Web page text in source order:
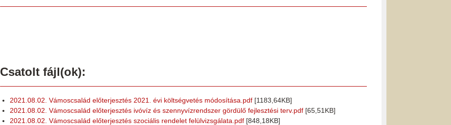
Csatolt fájl(ok):
2021.08.02. Vámoscsalád előterjesztés 2021. évi költségvetés módosítása.pdf [1183,64KB]
2021.08.02. Vámoscsalád előterjesztés ivóvíz és szennyvízrendszer gördülő fejlesztési terv.pdf [65,51KB]
2021.08.02. Vámoscsalád előterjesztés szociális rendelet felülvizsgálata.pdf [848,18KB]